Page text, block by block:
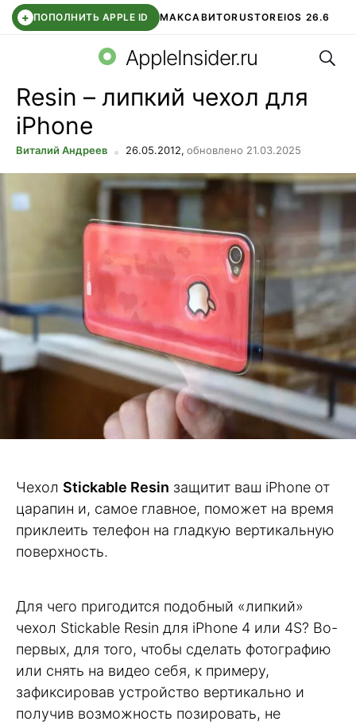
+ ПОПОЛНИТЬ APPLE ID МАКСАВИТОRUSTOREIOS 26.6
СБЕР КИДС ВТБ ОНЛАЙН ЧАТ В ROBLOX
AppleInsider.ru
Resin – липкий чехол для
iPhone
Виталий Андреев 26.05.2012, обновлено 21.03.2025
Чехол Stickable Resin защитит ваш iPhone от
царапин и, самое главное, поможет на время
приклеить телефон на гладкую вертикальную
поверхность.
Для чего пригодится подобный «липкий»
чехол Stickable Resin для iPhone 4 или 4S? Во-
первых, для того, чтобы сделать фотографию
или снять на видео себя, к примеру,
зафиксировав устройство вертикально и
получив возможность позировать, не